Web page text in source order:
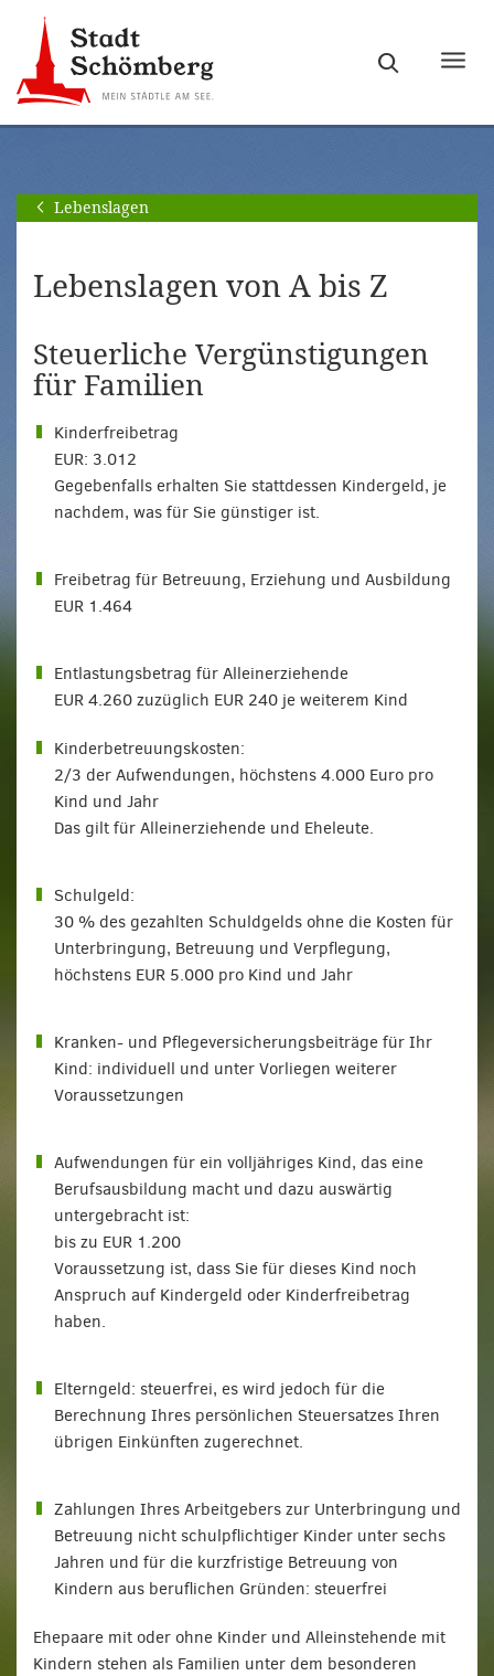
Hauptnavigation
springen
[Alt]+
Seiteninhalt
springen
[Alt]+
Lebenslagen
Lebenslagen von A bis Z
Steuerliche Vergünstigungen
für Familien
Kinderfreibetrag
EUR: 3.012
Gegebenfalls erhalten Sie stattdessen Kindergeld, je
nachdem, was für Sie günstiger ist.
Freibetrag für Betreuung, Erziehung und Ausbildung
EUR 1.464
Entlastungsbetrag für Alleinerziehende
EUR 4.260 zuzüglich EUR 240 je weiterem Kind
Kinderbetreuungskosten:
2/3 der Aufwendungen, höchstens 4.000 Euro pro
Kind und Jahr
Das gilt für Alleinerziehende und Eheleute.
Schulgeld:
30 % des gezahlten Schuldgelds ohne die Kosten für
Unterbringung, Betreuung und Verpflegung,
höchstens EUR 5.000 pro Kind und Jahr
Kranken- und Pflegeversicherungsbeiträge für Ihr
Kind: individuell und unter Vorliegen weiterer
Voraussetzungen
Aufwendungen für ein volljähriges Kind, das eine
Berufsausbildung macht und dazu auswärtig
untergebracht ist:
bis zu EUR 1.200
Voraussetzung ist, dass Sie für dieses Kind noch
Anspruch auf Kindergeld oder Kinderfreibetrag
haben.
Elterngeld: steuerfrei, es wird jedoch für die
Berechnung Ihres persönlichen Steuersatzes Ihren
übrigen Einkünften zugerechnet.
Zahlungen Ihres Arbeitgebers zur Unterbringung und
Betreuung nicht schulpflichtiger Kinder unter sechs
Jahren und für die kurzfristige Betreuung von
Kindern aus beruflichen Gründen: steuerfrei
Ehepaare mit oder ohne Kinder und Alleinstehende mit
Kindern stehen als Familien unter dem besonderen